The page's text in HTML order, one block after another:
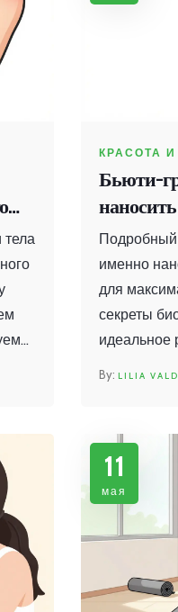
тела
КРАСОТА
Бьюти-
Подробный
именно
для
секреты
идеальное
LILIA
11
мая